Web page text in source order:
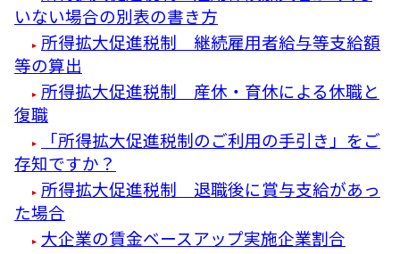
いない場合の別表の書き方
所得拡大促進税制 継続雇用者給与等支給額
等の算出
所得拡大促進税制 産休・育休による休職と
復職
「所得拡大促進税制のご利用の手引き」をご
存知ですか？
所得拡大促進税制 退職後に賞与支給があっ
た場合
大企業の賃金ベースアップ実施企業割合